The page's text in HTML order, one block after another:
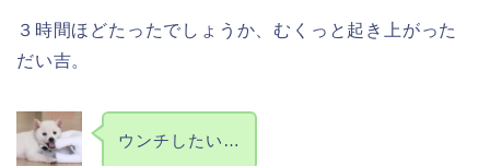
３時間ほどたったでしょうか、むくっと起き上がった
だい吉。
ウンチしたい…